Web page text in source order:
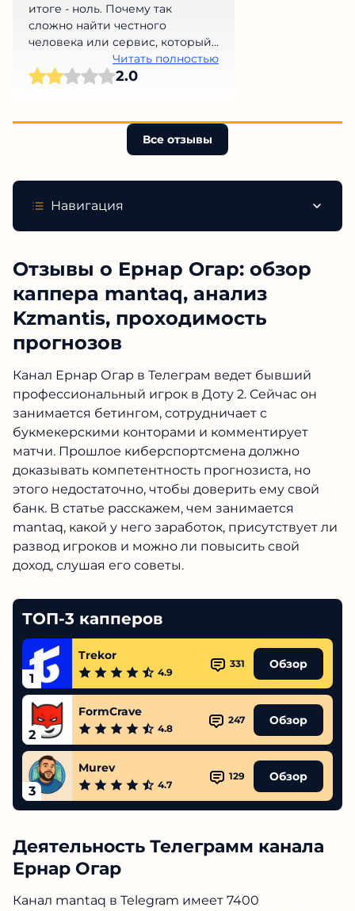
итоге - ноль. Почему так
сложно найти честного
человека или сервис, который
не обманет нас на деньги?
Просто невыносимо!
Читать полностью
2.0
Все отзывы
Навигация
Отзывы о Ернар Огар: обзор
каппера mantaq, анализ
Kzmantis, проходимость
прогнозов
Канал Ернар Огар в Телеграм ведет бывший
профессиональный игрок в Доту 2. Сейчас он
занимается бетингом, сотрудничает с
букмекерскими конторами и комментирует
матчи. Прошлое киберспортсмена должно
доказывать компетентность прогнозиста, но
этого недостаточно, чтобы доверить ему свой
банк. В статье расскажем, чем занимается
mantaq, какой у него заработок, присутствует ли
развод игроков и можно ли повысить свой
доход, слушая его советы.
ТОП-3 капперов
1
Trekor
4.9
331 Обзор
2
FormCrave
4.8
247 Обзор
3
Murev
4.7
129 Обзор
Деятельность Телеграмм канала
Ернар Огар
Канал mantaq в Telegram имеет 7400